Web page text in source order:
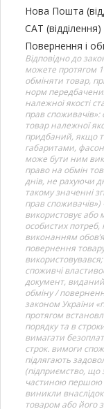
Нова Пошта
САТ (відділення)
Повернення і
Відповідно до
можете протягом
обміняти товар,
норм
належної якості
прав
товар належної
придбаний, якщо
габаритами,
може бути ним
право на обмін
днів, не рахуючи
такому значенні
прав споживачів»)
використовує або
особистих потреб,
виконанням
повернення
споживчі
документ,
обміну /
законом України
протягом
порядку та в
вимагати
строк. вимоги
підлягають
(підприємство, що
частиною першою
виникли
товаром або його